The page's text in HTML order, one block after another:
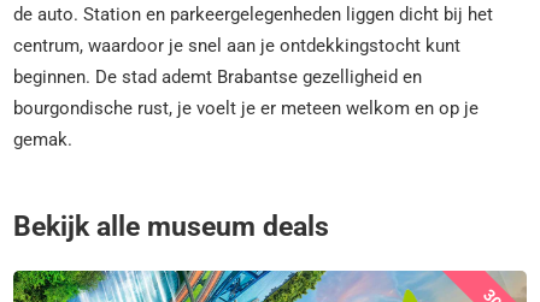
de auto. Station en parkeergelegenheden liggen dicht bij het
centrum, waardoor je snel aan je ontdekkingstocht kunt
beginnen. De stad ademt Brabantse gezelligheid en
bourgondische rust, je voelt je er meteen welkom en op je
gemak.
Bekijk alle museum deals